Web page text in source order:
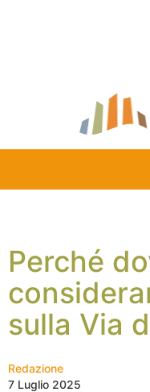
Perché
sulla Via
Redazione
7 Luglio 2025